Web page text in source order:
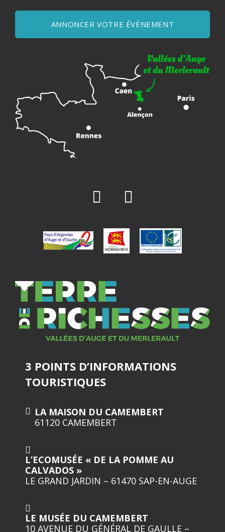
ANNONCER VOTRE ÉVÈNEMENT
3 POINTS D’INFORMATIONS
TOURISTIQUES
LA MAISON DU CAMEMBERT
61120 CAMEMBERT
L’ECOMUSÉE « DE LA POMME AU
CALVADOS »
LE GRAND JARDIN – 61470 SAP-EN-AUGE
LE MUSÉE DU CAMEMBERT
10 AVENUE DU GÉNÉRAL DE GAULLE –